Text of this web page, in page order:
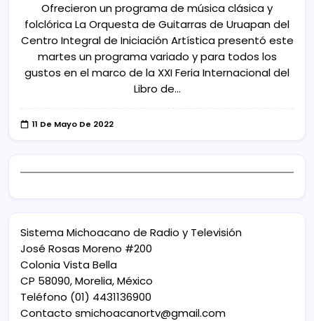
Ofrecieron un programa de música clásica y
folclórica La Orquesta de Guitarras de Uruapan del
Centro Integral de Iniciación Artística presentó este
martes un programa variado y para todos los
gustos en el marco de la XXI Feria Internacional del
Libro de…
11 De Mayo De 2022
Sistema Michoacano de Radio y Televisión
José Rosas Moreno #200
Colonia Vista Bella
CP 58090, Morelia, México
Teléfono (01) 4431136900
Contacto smichoacanortv@gmail.com